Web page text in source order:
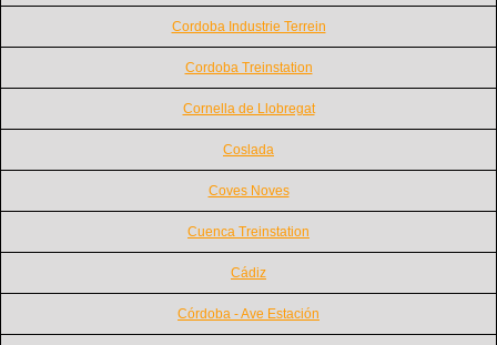
Cordoba Industrie Terrein
Cordoba Treinstation
Cornella de Llobregat
Coslada
Coves Noves
Cuenca Treinstation
Cádiz
Córdoba - Ave Estación